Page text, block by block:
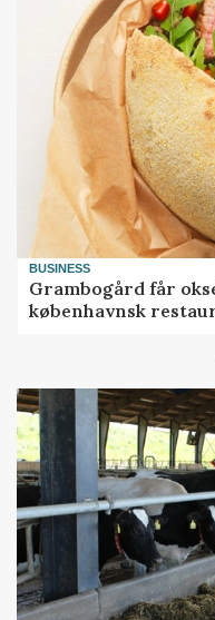
BUSINESS
Grambogård får
københavnsk